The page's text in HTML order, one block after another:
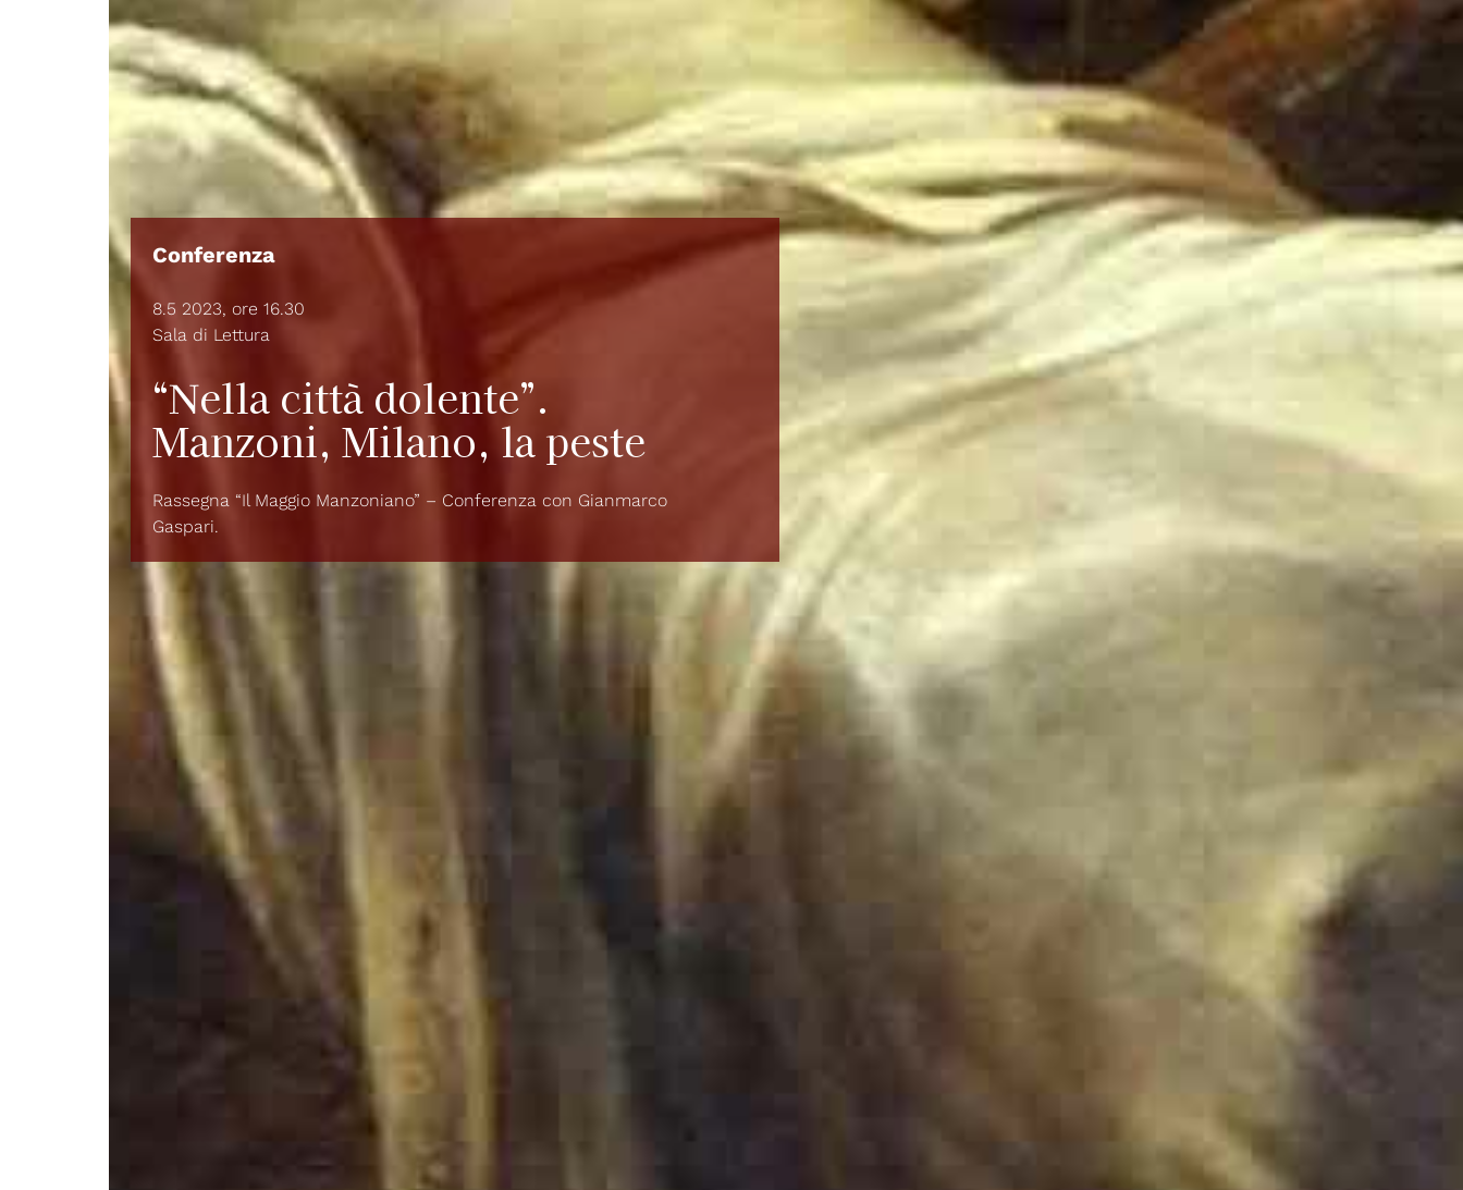
Conferenza
8.5 2023, ore 16.30
Sala di Lettura
“Nella città dolente”.
Manzoni, Milano, la peste
Rassegna “Il Maggio Manzoniano” – Conferenza con Gianmarco
Gaspari.